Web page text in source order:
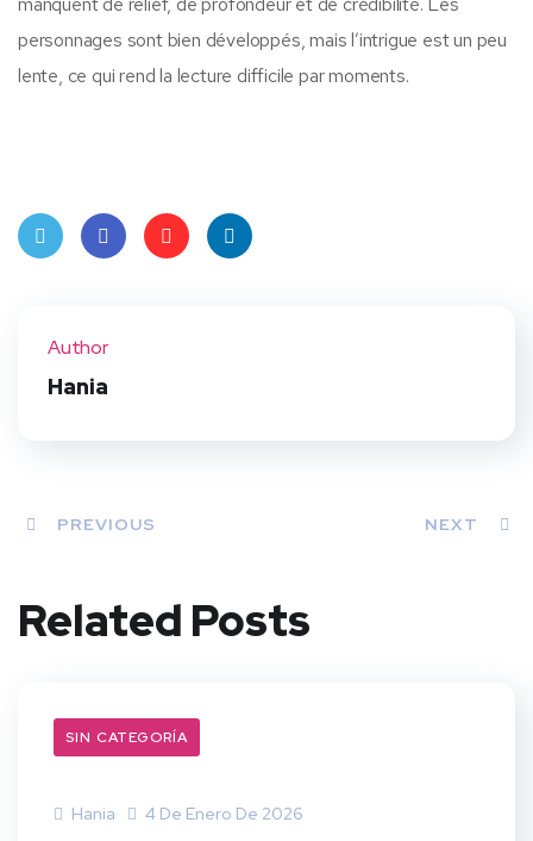
personnages sont bien développés, mais l’intrigue est un peu
lente, ce qui rend la lecture difficile par moments.
Author
Hania
PREVIOUS NEXT
Related Posts
SIN CATEGORÍA
Hania 4 De Enero De 2026